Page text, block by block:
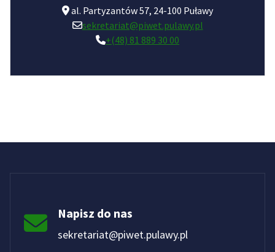
al. Partyzantów 57, 24-100 Puławy
sekretariat@piwet.pulawy.pl
+(48) 81 889 30 00
Napisz do nas
sekretariat@piwet.pulawy.pl